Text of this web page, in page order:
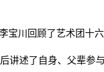
宝川回顾了艺术团十
讲述了自身、父辈参